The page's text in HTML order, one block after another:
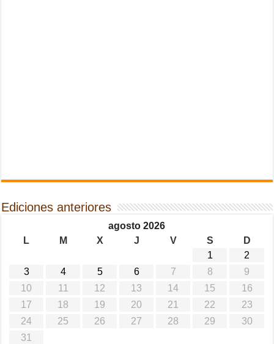
Ediciones anteriores
agosto 2026
L
M X J V S
D
1
2
3
4 5 6 7 8
9
10
11 12 13 14 15
16
17
18 19 20 21 22
23
24
25 26 27 28 29
30
31